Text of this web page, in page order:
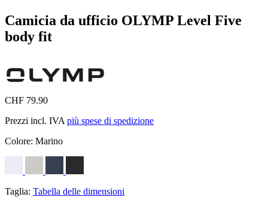
Camicia da ufficio OLYMP Level Five
body fit
CHF 79.90
Prezzi incl. IVA più spese di spedizione
Colore: Marino
Taglia: Tabella delle dimensioni